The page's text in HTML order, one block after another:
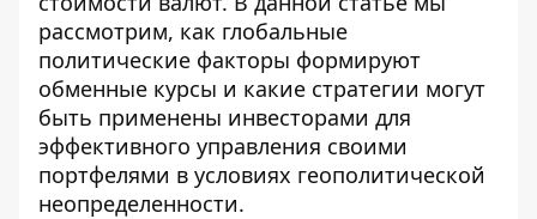
рассмотрим, как глобальные
политические факторы формируют
обменные курсы и какие стратегии могут
быть применены инвесторами для
эффективного управления своими
портфелями в условиях геополитической
неопределенности.